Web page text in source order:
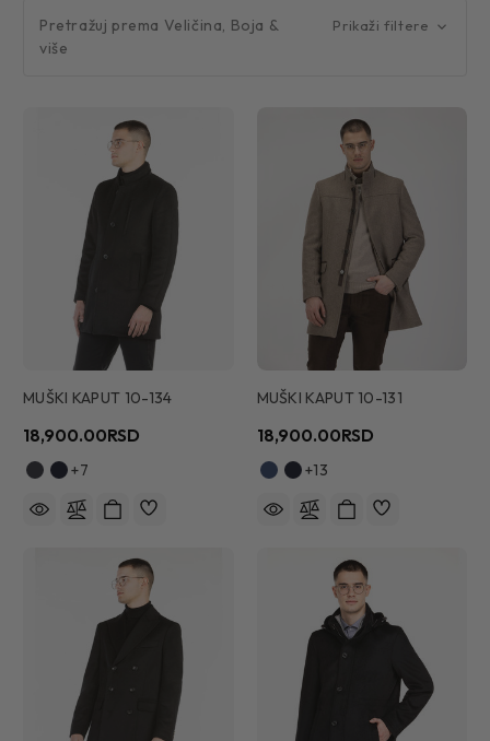
Pretražuj prema Veličina, Boja &
više
Prikaži filtere
MUŠKI KAPUT 10-134
18,900.00RSD
+7
MUŠKI KAPUT 10-131
18,900.00RSD
+13